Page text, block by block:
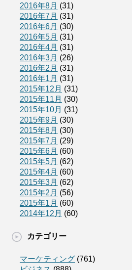
2016年8月 (31)
2016年7月 (31)
2016年6月 (30)
2016年5月 (31)
2016年4月 (31)
2016年3月 (26)
2016年2月 (31)
2016年1月 (31)
2015年12月 (31)
2015年11月 (30)
2015年10月 (31)
2015年9月 (30)
2015年8月 (30)
2015年7月 (29)
2015年6月 (60)
2015年5月 (62)
2015年4月 (60)
2015年3月 (62)
2015年2月 (56)
2015年1月 (60)
2014年12月 (60)
カテゴリー
マーケティング (761)